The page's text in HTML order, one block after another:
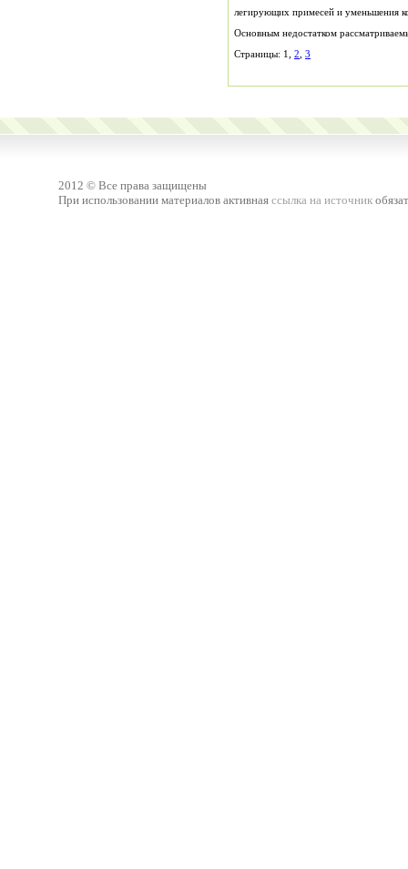
легирующих примесей и уменьшения
Основным недостатком
Страницы: 1, 2 3
2012 © Все права защищены
При использовании материалов активная ссылка на источник